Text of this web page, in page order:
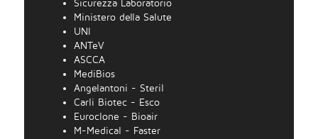
Sicurezza Laboratorio
Ministero della Salute
UNI
ANTeV
ASCCA
MediBios
Angelantoni - Steril
Carli Biotec - Esco
Euroclone - Bioair
M-Medical - Faster